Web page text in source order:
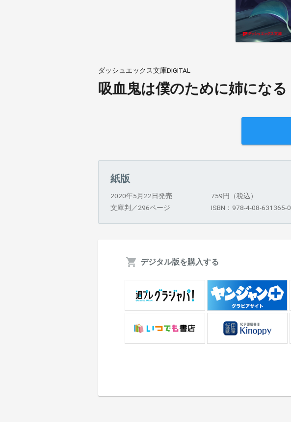
ダッシュエックス文庫DIGITAL
吸血鬼は僕のために姉になる
紙版
2020年5月22日発売
759円（税込）
文庫判／296ページ
ISBN：978-4-08-631365-0
デジタル版を購入する